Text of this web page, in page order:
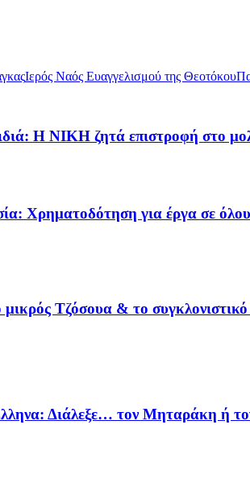
Ιερός Ναός Ευαγγελισμού της Θεοτόκου
Η ΝΙΚΗ ζητά επιστροφή στο
Χρηματοδότηση για έργα σε
Τζόσουα & το
Διάλεξε… τον Μηταράκη ή